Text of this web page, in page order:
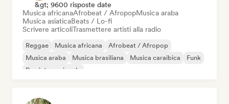
&gt; 9600 risposte date
Musica africanaAfrobeat / AfropopMusica araba
Musica asiaticaBeats / Lo-fi
Scrivere articoliTrasmettere artisti alla radio
Reggae Musica africana
Afrobeat / Afropop
Musica araba
Musica brasiliana Musica caraibica
Funk
Rap internazionale